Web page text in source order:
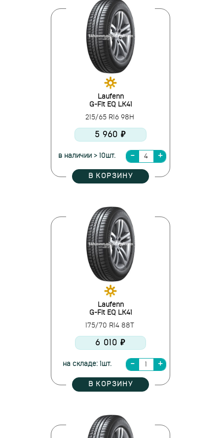
Laufenn
G-Fit EQ LK41
215/65 R16 98H
5 960 ₽
в наличии > 10шт.
В КОРЗИНУ
Laufenn
G-Fit EQ LK41
175/70 R14 88T
6 010 ₽
на складе: 1шт.
В КОРЗИНУ